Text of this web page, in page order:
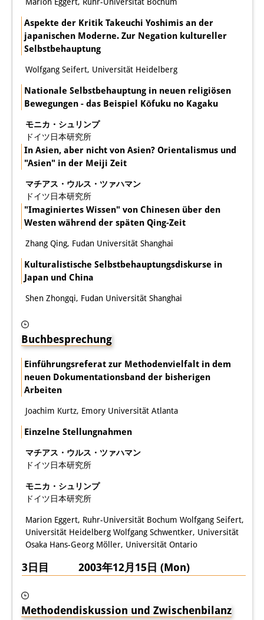
DIJ ワーキングペーパー
DIJ ニュースレター
ポッドキャスト
旧出版物シリーズ
図書室
開館時間：月曜日～金曜日 午前10
時～午後4時
休館日： 土曜日、日曜日、祝日、
復活祭、クリスマス、年末年始
案内
OPAC
板東コレクション
日本の大学所蔵特殊コレクション
Join us!
専任研究員
客員研究員プログラム
研修生（ドイツ語）
リンク
アクセス
道案内
メディア向け連絡先
Aspekte der Kritik Takeuchi Yoshimis an der
japanischen Moderne. Zur Negation kultureller
Selbstbehauptung
Wolfgang Seifert, Universität Heidelberg
Nationale Selbstbehauptung in neuen religiösen
Bewegungen - das Beispiel Kōfuku no Kagaku
モニカ・シュリンプ
ドイツ日本研究所
In Asien, aber nicht von Asien? Orientalismus und
"Asien" in der Meiji Zeit
マチアス・ウルス・ツァハマン
ドイツ日本研究所
"Imaginiertes Wissen" von Chinesen über den
Westen während der späten Qing-Zeit
Zhang Qing, Fudan Universität Shanghai
Kulturalistische Selbstbehauptungsdiskurse in
Japan und China
Shen Zhongqi, Fudan Universität Shanghai
Buchbesprechung
Einführungsreferat zur Methodenvielfalt in dem
neuen Dokumentationsband der bisherigen
Arbeiten
Joachim Kurtz, Emory Universität Atlanta
Einzelne Stellungnahmen
マチアス・ウルス・ツァハマン
ドイツ日本研究所
モニカ・シュリンプ
ドイツ日本研究所
Marion Eggert, Ruhr-Universität Bochum Wolfgang Seifert,
Universität Heidelberg Wolfgang Schwentker, Universität
Osaka Hans-Georg Möller, Universität Ontario
3日目 2003年12月15日 (Mon)
Methodendiskussion und Zwischenbilanz